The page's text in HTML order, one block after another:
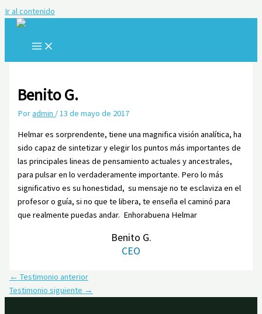
Ir al contenido
Benito G.
Poradmin / 13 de mayo de 2017
Helmar es sorprendente, tiene una magnifica visión analítica, ha
sido capaz de sintetizar y elegir los puntos más importantes de
las principales lineas de pensamiento actuales y ancestrales,
para pulsar en lo verdaderamente importante. Pero lo más
significativo es su honestidad, su mensaje no te esclaviza en el
profesor o guía, si no que te libera, te enseña el caminó para
que realmente puedas andar. Enhorabuena Helmar
Benito G.
CEO
← Testimonio anterior
Testimonio siguiente →